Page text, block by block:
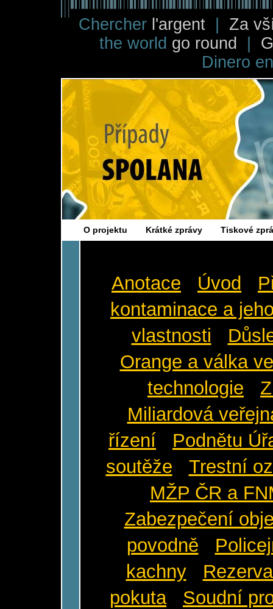
Chercherl'argent
Za
the world go round
Dinero en
Projekt pro vyšší transparentnost
Případy
O projektu Krátké zprávy Tiskové
Anotace Úvod
kontaminace a
vlastnosti
Orange a válka
technologie
Miliardová
řízení
Podnětu
soutěže
Trestní
MŽP ČR a
Zabezpečení
povodně
kachny
pokuta
Soudní